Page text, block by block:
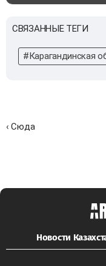
СВЯЗАННЫЕ ТЕГИ
#Карагандинская
‹ Сюда
Новости